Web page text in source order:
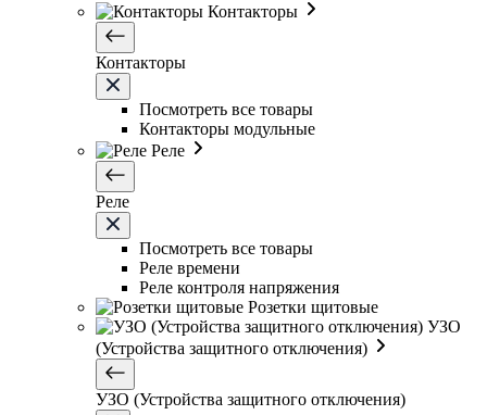
Контакторы
Контакторы
Посмотреть все товары
Контакторы модульные
Реле
Реле
Посмотреть все товары
Реле времени
Реле контроля напряжения
Розетки щитовые
УЗО
(Устройства защитного отключения)
УЗО (Устройства защитного отключения)